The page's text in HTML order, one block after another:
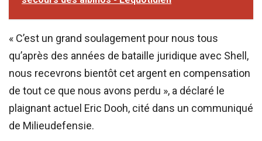
« C’est un grand soulagement pour nous tous
qu’après des années de bataille juridique avec Shell,
nous recevrons bientôt cet argent en compensation
de tout ce que nous avons perdu », a déclaré le
plaignant actuel Eric Dooh, cité dans un communiqué
de Milieudefensie.